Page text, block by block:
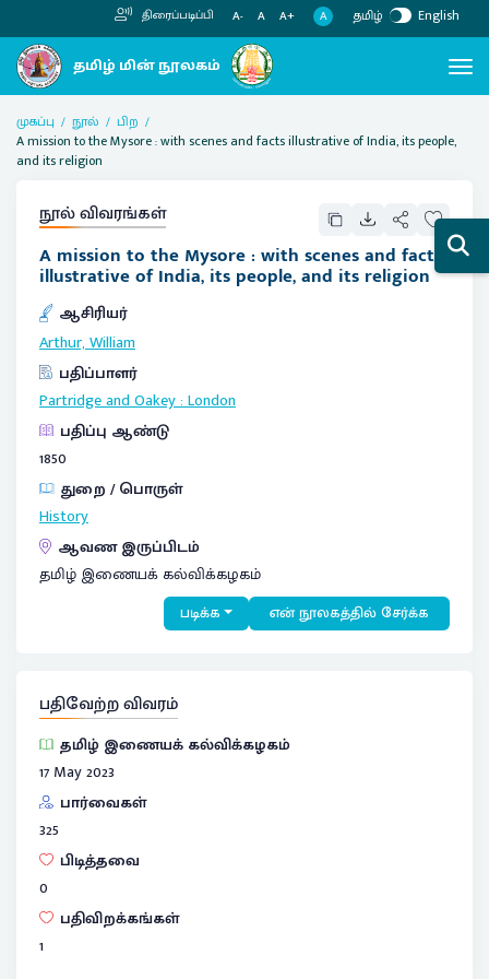
திரைப்படிப்பி A- A A+ A தமிழ் English
முகப்பு நூல்
பிற
A mission to the Mysore : with scenes and facts illustrative of India, its people,
and its religion
நூல் விவரங்கள்
A mission to the Mysore : with scenes and facts
illustrative of India, its people, and its religion
ஆசிரியர்
Arthur, William
பதிப்பாளர்
Partridge and Oakey:London
பதிப்பு ஆண்டு
1850
துறை / பொருள்
History
ஆவண இருப்பிடம்
தமிழ் இணையக் கல்விக்கழகம்
படிக்க என் நூலகத்தில் சேர்க்க
பதிவேற்ற விவரம்
தமிழ் இணையக் கல்விக்கழகம்
17 May 2023
பார்வைகள்
325
பிடித்தவை
0
பதிவிறக்கங்கள்
1